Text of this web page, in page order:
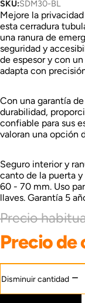
SKU:SDM30-BL
Mejore la
esta cerradura
una ranura de
seguridad y
de espesor y con
adapta con
Con una garantía
durabilidad,
confiable para sus
valoran una opción
Seguro interior y
canto de la puerta
60 - 70 mm. Uso
llaves. Garantía 5
Precio
Precio de
Disminuir cantidad